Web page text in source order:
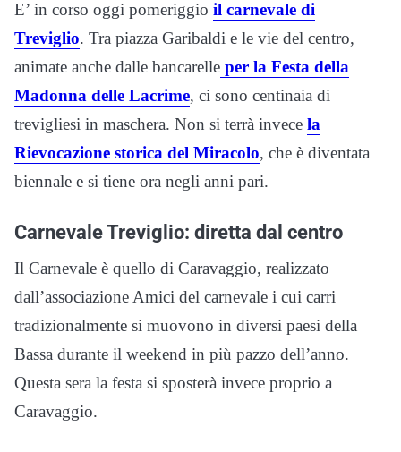
E’ in corso oggi pomeriggio il carnevale di
Treviglio. Tra piazza Garibaldi e le vie del centro,
animate anche dalle bancarelle per la Festa della
Madonna delle Lacrime, ci sono centinaia di
trevigliesi in maschera. Non si terrà invece la
Rievocazione storica del Miracolo, che è diventata
biennale e si tiene ora negli anni pari.
Carnevale Treviglio: diretta dal centro
Il Carnevale è quello di Caravaggio, realizzato
dall’associazione Amici del carnevale i cui carri
tradizionalmente si muovono in diversi paesi della
Bassa durante il weekend in più pazzo dell’anno.
Questa sera la festa si sposterà invece proprio a
Caravaggio.